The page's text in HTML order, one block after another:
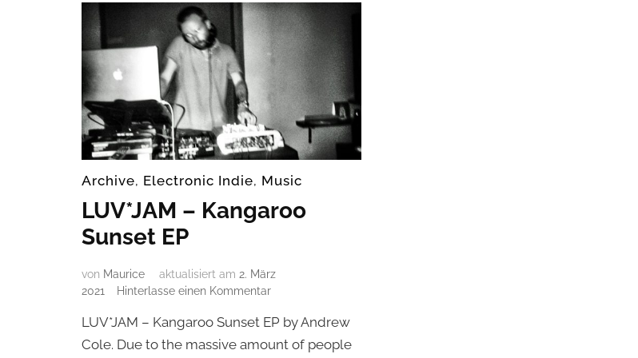
Archive, Electronic Indie, Music
LUV*JAM – Kangaroo
Sunset EP
von Maurice aktualisiert am 2. März
2021
Hinterlasse einen Kommentarzu
–
Kangaroo
LUV*JAM – Kangaroo Sunset EP by Andrew
Cole. Due to the massive amount of people